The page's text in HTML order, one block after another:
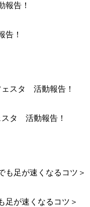
告！
スタ 活動報告！
足が速くなるコツ＞